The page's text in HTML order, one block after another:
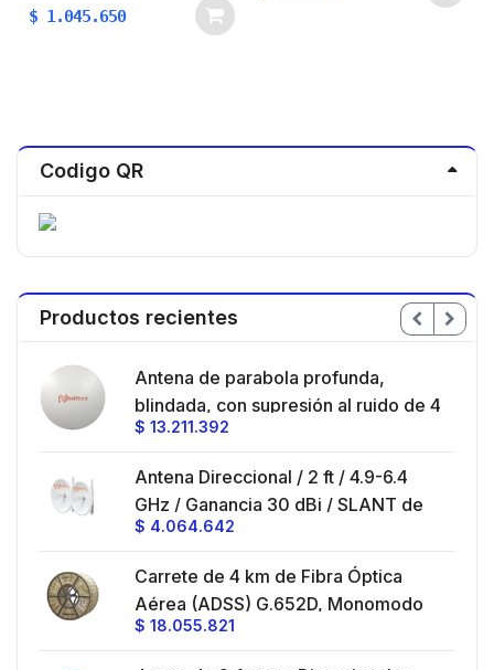
Videoportero / POE.
$ 1.045.650
Codigo QR
Productos recientes
Antena de parabola profunda,
blindada, con supresión al ruido de 4
ft, 5.9-7.2 GHz, Ganancia 36 dBi con
hasta 80 km, Conectores N-hembra,
montaje con alineación milimétrica.
$ 13.211.392
Antena Direccional / 2 ft / 4.9-6.4
GHz / Ganancia 30 dBi / SLANT de
45 ° y 90 ° / Conector N-Hembra /
Montaje y jumpers incluidos.
$ 4.064.642
Carrete de 4 km de Fibra Óptica
Aérea (ADSS) G.652D, Monomodo
de 24 Hilos, Exterior, Span 200,
$ 18.055.821